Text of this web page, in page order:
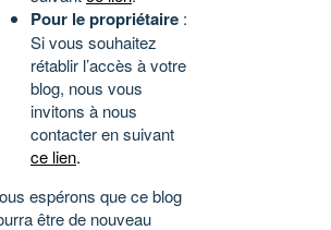
Pour le propriétaire :
Si vous souhaitez
rétablir l’accès à votre
blog, nous vous
invitons à nous
contacter en suivant
ce lien.
espérons que ce blog
être de nouveau